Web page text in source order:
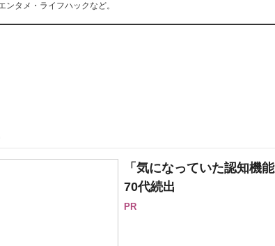
ンタメ・ライフハックなど。
「気になっていた認知機
70代続出
PR